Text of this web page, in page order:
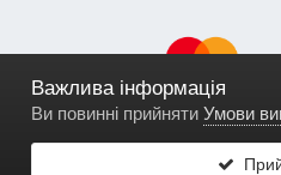
Важлива інформація
Ви повинні прийнятиУмови